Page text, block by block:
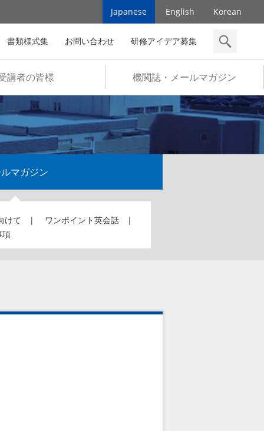
Japanese English Korean
講者の皆様 機関誌・メールマガジン
書類様式集 お問い合わせ 研修アイデア募集
マガジン
けて
ワンポイント英会話
項